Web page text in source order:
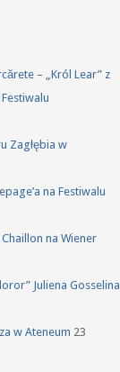
– „Król Lear” z
Zagłębia w
na Festiwalu
na Wiener
Juliena Gosselina
w Ateneum 23